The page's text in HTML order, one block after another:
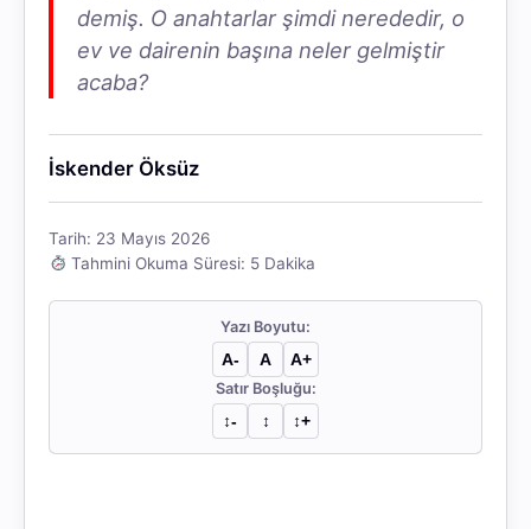
demiş. O anahtarlar şimdi nerededir, o
ev ve dairenin başına neler gelmiştir
acaba?
İskender Öksüz
Tarih: 23 Mayıs 2026
Tahmini Okuma Süresi: 5 Dakika
Yazı Boyutu:
A- A A+
Satır Boşluğu:
↕︎- ↕︎ ↕︎+